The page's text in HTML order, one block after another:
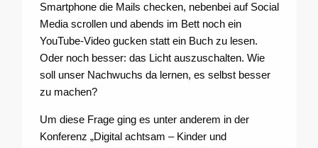
Smartphone die Mails checken, nebenbei auf Social
Media scrollen und abends im Bett noch ein
YouTube-Video gucken statt ein Buch zu lesen.
Oder noch besser: das Licht auszuschalten. Wie
soll unser Nachwuchs da lernen, es selbst besser
zu machen?
Um diese Frage ging es unter anderem in der
Konferenz „Digital achtsam – Kinder und